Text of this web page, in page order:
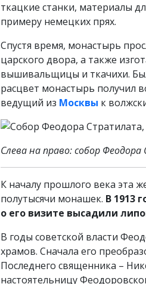
ткацкие станки, материалы
примеру немецких прях.
Спустя время, монастырь
царского двора, а также
вышивальщицы и ткачихи.
расцвет монастырь получил
ведущий из Москвы к
Слева на право: собор
К началу прошлого века эта
полутысячи монашек. В 1913
о его визите высадили
В годы советской власти
храмов. Сначала его
Последнего священника –
настоятельницу